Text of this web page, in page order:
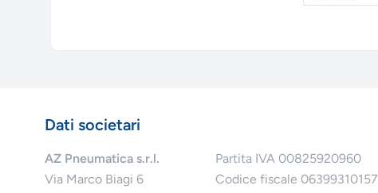
Dati societari
AZ Pneumatica s.r.l.
Via Marco Biagi 6
Partita IVA 00825920960
Codice fiscale 06399310157